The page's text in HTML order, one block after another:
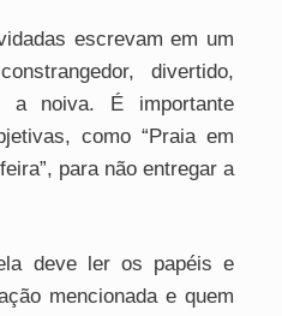
escrevam em um
divertido,
a noiva. É importante
como “Praia em
para não entregar a
deve ler os papéis e
mencionada e quem